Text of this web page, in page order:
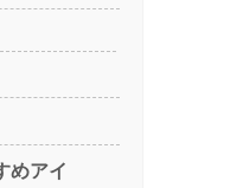
めアイ